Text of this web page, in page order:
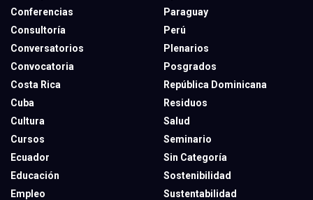
Conferencias
Consultoría
Conversatorios
Convocatoria
Costa Rica
Cuba
Cultura
Cursos
Ecuador
Educación
Empleo
Paraguay
Perú
Plenarios
Posgrados
República Dominicana
Residuos
Salud
Seminario
Sin Categoría
Sostenibilidad
Sustentabilidad